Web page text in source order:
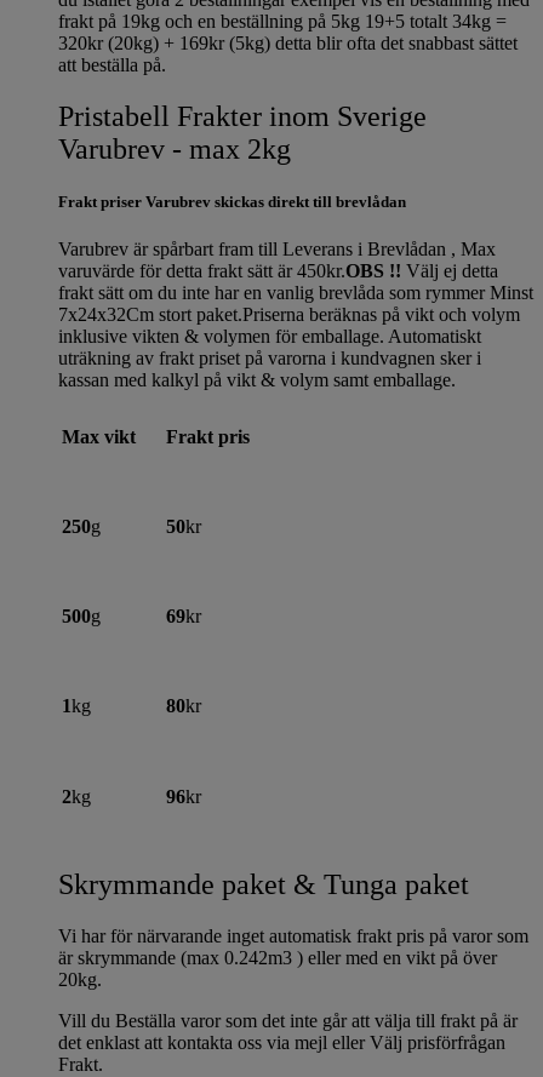
frakt på 19kg och en beställning på 5kg 19+5 totalt 34kg =
320kr (20kg) + 169kr (5kg) detta blir ofta det snabbast sättet
att beställa på.
Pristabell Frakter inom Sverige
Varubrev - max 2kg
Frakt priser Varubrev skickas direkt till brevlådan
Varubrev är spårbart fram till Leverans i Brevlådan , Max
varuvärde för detta frakt sätt är 450kr.OBS !! Välj ej detta
frakt sätt om du inte har en vanlig brevlåda som rymmer Minst
7x24x32Cm stort paket.Priserna beräknas på vikt och volym
inklusive vikten & volymen för emballage. Automatiskt
uträkning av frakt priset på varorna i kundvagnen sker i
kassan med kalkyl på vikt & volym samt emballage.
Max vikt Frakt pris
250g 50kr
500g 69kr
1kg 80kr
2kg 96kr
Skrymmande paket & Tunga paket
Vi har för närvarande inget automatisk frakt pris på varor som
är skrymmande (max 0.242m3 ) eller med en vikt på över
20kg.
Vill du Beställa varor som det inte går att välja till frakt på är
det enklast att kontakta oss via mejl eller Välj prisförfrågan
Frakt.